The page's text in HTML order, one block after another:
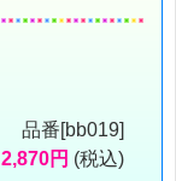
品番[bb019]
2,870円 (税込)